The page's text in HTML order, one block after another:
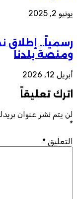
يونيو 2, 2025
رسمياً.. إطلاق
ومنصة بلدنا
أبريل 12, 2026
اترك تعليقاً
لن يتم نشر عنوان
*
التعليق *